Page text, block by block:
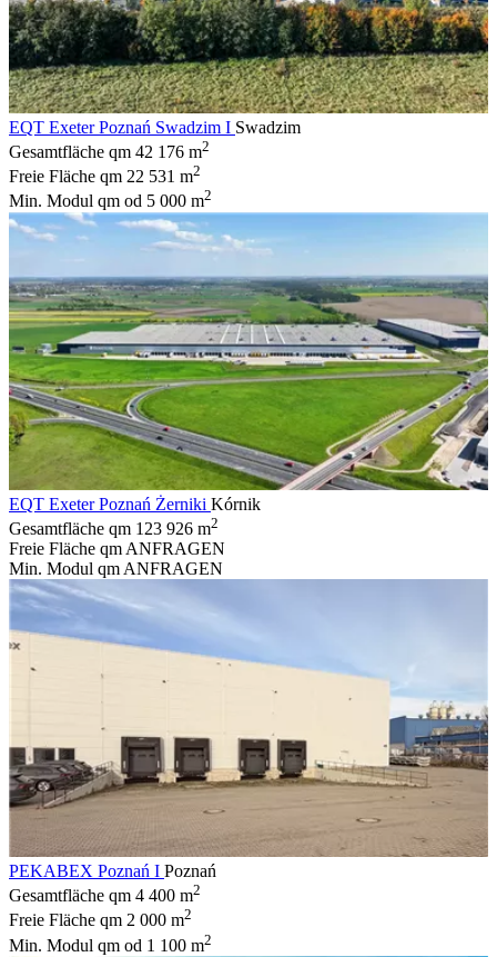
EQT Exeter Poznań Swadzim I Swadzim
Gesamtfläche qm 42 176 m2
Freie Fläche qm 22 531 m2
Min. Modul qm od 5 000 m2
EQT Exeter Poznań Żerniki Kórnik
Gesamtfläche qm 123 926 m2
Freie Fläche qm ANFRAGEN
Min. Modul qm ANFRAGEN
PEKABEX Poznań I Poznań
Gesamtfläche qm 4 400 m2
Freie Fläche qm 2 000 m2
Min. Modul qm od 1 100 m2